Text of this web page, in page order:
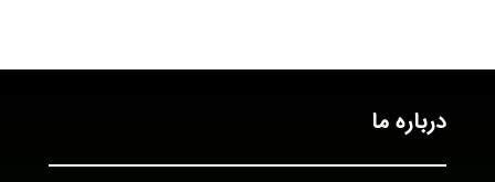
درباره ما